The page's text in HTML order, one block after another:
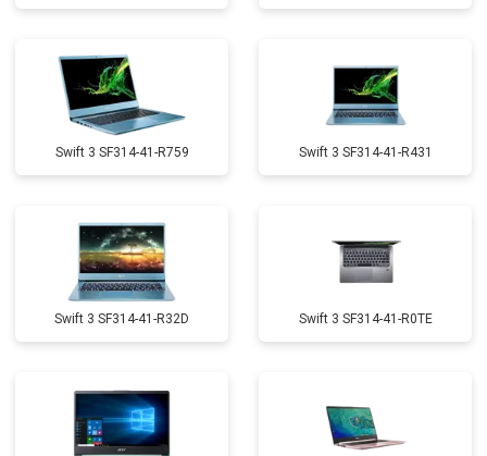
Swift 3 SF314-41-R759 Swift 3 SF314-41-R431
Swift 3 SF314-41-R32D Swift 3 SF314-41-R0TE